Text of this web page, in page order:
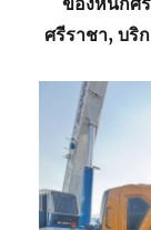
ศรีราชา, บริ